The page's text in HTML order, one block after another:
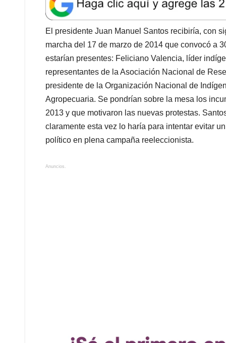
t
s
A
p
p
e
b
o
o
k
k
e
d
I
n
l
e
a
d
s
El presidente Juan Manuel Santos recibiría, con
marcha del 17 de marzo de 2014 que convocó a
estarían presentes: Feliciano Valencia, líder
representantes de la Asociación Nacional de
presidente de la Organización Nacional de
Agropecuaria. Se pondrían sobre la mesa los
2013 y que motivaron las nuevas protestas.
claramente esta vez lo haría para intentar evitar
político en plena campaña reeleccionista.
Anuncios.